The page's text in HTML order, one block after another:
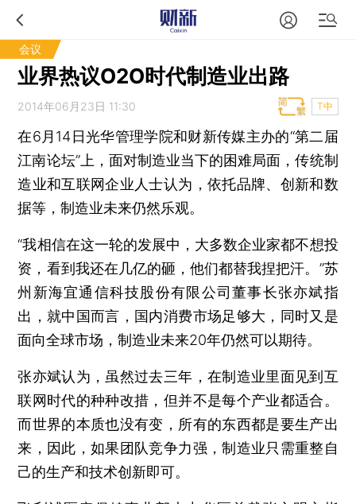
会议
业界热议O2O时代制造业出路
2014年06月23日 11:30 T中
在6月14日光华管理学院和财新传媒主办的“第二届
江南论坛”上，面对制造业当下的困难局面，传统制
造业和互联网企业人士认为，依托品牌、创新和数
据等，制造业未来仍然乐观。
“我相信在这一轮的发展中，大多数企业家都不想投
资，看到我还在几亿的砸，他们都替我捏把汗。”苏
州新海宜通信科技股份有限公司董事长张亦斌指
出，就中国而言，国内消费市场足够大，同时又是
面向全球市场，制造业未来20年仍然可以期待。
张亦斌认为，虽然过去三年，在制造业里面见到互
联网时代的种种改措，但并不是每个产业都适合。
而世界的本质也没有变，所有的东西都是要生产出
来，因此，如果团队竞争力强，制造业只需重整自
己的生产和技术创新即可。